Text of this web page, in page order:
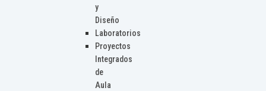
y
Diseño
Laboratorios
Proyectos
Integrados
de
Aula